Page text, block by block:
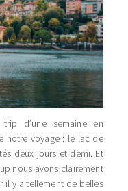
d’une semaine en
notre voyage : le lac de
deux jours et demi. Et
nous avons clairement
il y a tellement de belles